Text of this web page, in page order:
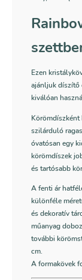
Ezen
ajánljuk díszítő
kiválóan
Körömdíszként
szilárduló
óvatósan egy
körömdíszek
és tartósabb
A fenti ár
különféle
és dekoratív
műanyag
további
cm.
A formakövek